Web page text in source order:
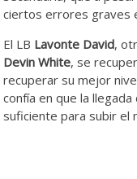
ciertos errores graves
El LB Lavonte David,
Devin White, se
recuperar su mejor
confía en que la llegada
suficiente para subir el